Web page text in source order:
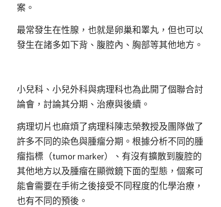
案。
最常發生在性腺，也就是卵巢和睪丸，但也可以
發生在諸多如下背、腹腔內、胸部等其他地方。
小兒科、小兒外科與病理科也為此開了個聯合討
論會，討論其分期、治療與後續。
病理切片也麻煩了病理科陳志榮教授及團隊做了
許多不同的染色與腫瘤分期。根據分析不同的腫
瘤指標（tumor marker）、有沒有擴散到腹腔的
其他地方以及腫瘤在顯微鏡下面的型態，個案可
能會需要在手術之後接受不同程度的化學治療，
也有不同的預後。